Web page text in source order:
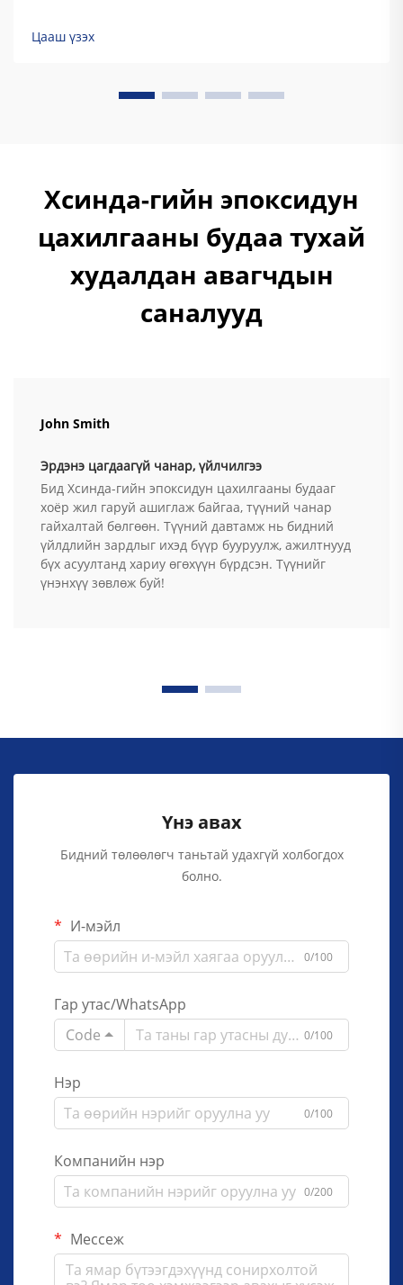
тусгай термосет полимер найрлагад суурилж.
Цааш үзэх
Хсинда-гийн эпоксидун
цахилгааны будаа тухай
худалдан авагчдын
саналууд
John Smith
Эрдэнэ цагдаагүй чанар, үйлчилгээ
Бид Хсинда-гийн эпоксидун цахилгааны будааг
хоёр жил гаруй ашиглаж байгаа, түүний чанар
гайхалтай бөлгөөн. Түүний давтамж нь бидний
үйлдлийн зардлыг ихэд бүүр бууруулж, ажилтнууд
бүх асуултанд хариу өгөхүүн бүрдсэн. Түүнийг
үнэнхүү зөвлөж буй!
Үнэ авах
Бидний төлөөлөгч таньтай удахгүй холбогдох
болно.
И-мэйл
0/100
Гар утас/WhatsApp
Code
0/100
Нэр
0/100
Компанийн нэр
0/200
Мессеж